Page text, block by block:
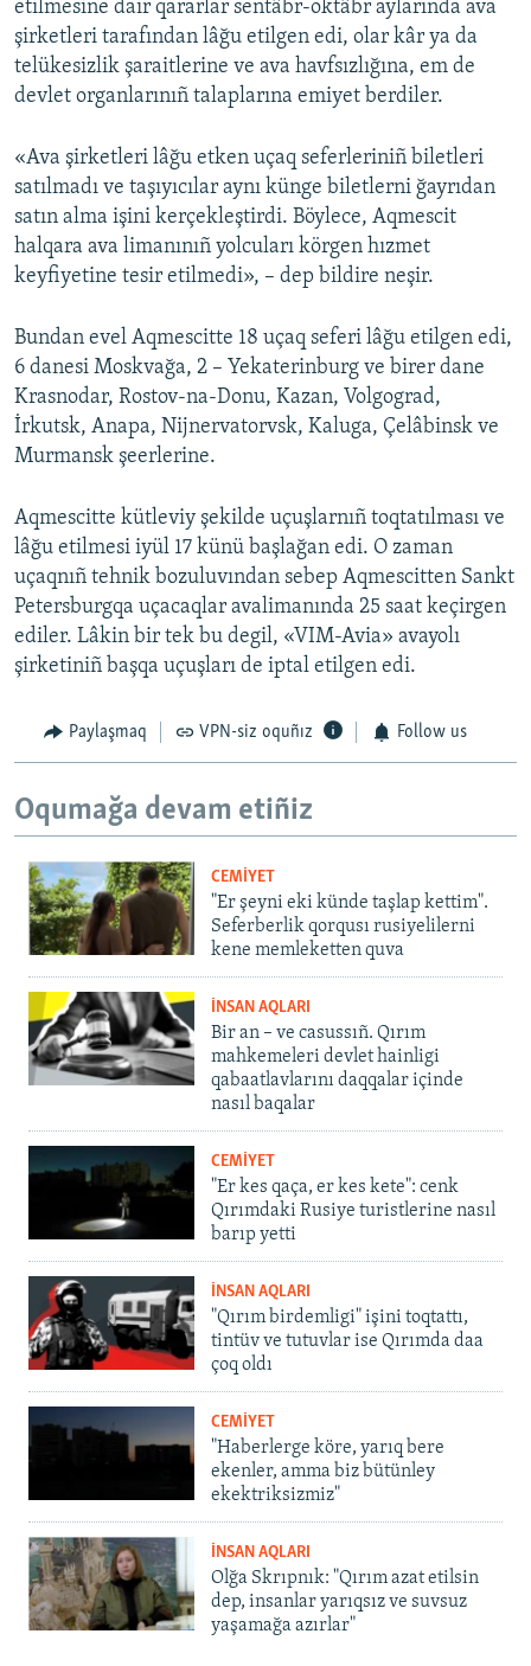
etilmesine dair qararlar sentâbr-oktâbr aylarında ava
şirketleri tarafından lâğu etilgen edi, olar kâr ya da
telükesizlik şaraitlerine ve ava havfsızlığına, em de
devlet organlarınıñ talaplarına emiyet berdiler.
«Ava şirketleri lâğu etken uçaq seferleriniñ biletleri
satılmadı ve taşıyıcılar aynı künge biletlerni ğayrıdan
satın alma işini kerçekleştirdi. Böylece, Aqmescit
halqara ava limanınıñ yolcuları körgen hızmet
keyfiyetine tesir etilmedi», – dep bildire neşir.
Bundan evel Aqmescitte 18 uçaq seferi lâğu etilgen edi,
6 danesi Moskvağa, 2 – Yekaterinburg ve birer dane
Krasnodar, Rostov-na-Donu, Kazan, Volgograd,
İrkutsk, Anapa, Nijnervatorvsk, Kaluga, Çelâbinsk ve
Murmansk şeerlerine.
Aqmescitte kütleviy şekilde uçuşlarnıñ toqtatılması ve
lâğu etilmesi iyül 17 künü başlağan edi. O zaman
uçaqnıñ tehnik bozuluvından sebep Aqmescitten Sankt
Petersburgqa uçacaqlar avalimanında 25 saat keçirgen
ediler. Lâkin bir tek bu degil, «VIM-Avia» avayolı
şirketiniñ başqa uçuşları de iptal etilgen edi.
Paylaşmaq VPN-siz oquñız Follow us
Oqumağa devam etiñiz
CEMİYET
"Er şeyni eki künde taşlap kettim".
Seferberlik qorqusı rusiyelilerni
kene memleketten quva
İNSAN AQLARI
Bir an – ve casussıñ. Qırım
mahkemeleri devlet hainligi
qabaatlavlarını daqqalar içinde
nasıl baqalar
CEMİYET
"Er kes qaça, er kes kete": cenk
Qırımdaki Rusiye turistlerine nasıl
barıp yetti
İNSAN AQLARI
"Qırım birdemligi" işini toqtattı,
tintüv ve tutuvlar ise Qırımda daa
çoq oldı
CEMİYET
"Haberlerge köre, yarıq bere
ekenler, amma biz bütünley
ekektriksizmiz"
İNSAN AQLARI
Olğa Skrıpnık: "Qırım azat etilsin
dep, insanlar yarıqsız ve suvsuz
yaşamağa azırlar"